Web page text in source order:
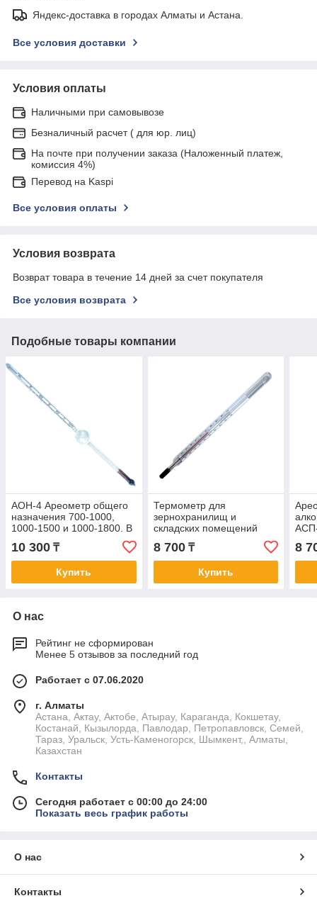
Яндекс-доставка в городах Алматы и Астана.
Все условия доставки
Условия оплаты
Наличными при самовывозе
Безналичный расчет ( для юр. лиц)
На почте при получении заказа (Наложенный платеж,
комиссия 4%)
Перевод на Kaspi
Все условия оплаты
Условия возврата
Возврат товара в течение 14 дней за счет покупателя
Все условия возврата
Подобные товары компании
АОН-4 Ареометр общего
назначения 700-1000,
1000-1500 и 1000-1800. В
10 300 ₸
Купить
Термометр для
зернохранилищ и
складских помещений
ТС-7-М1 исп.2. В реестре
СИ РК
8 700₸
Купить
СИ
8
О нас
Рейтинг не сформирован
Менее 5 отзывов за последний год
Работает с 07.06.2020
г. Алматы
Астана, Актау, Актобе, Атырау, Караганда, Кокшетау,
Костанай, Кызылорда, Павлодар, Петропавловск, Семей,
Тараз, Уральск, Усть-Каменогорск, Шымкент,, Алматы,
Казахстан
Контакты
Сегодня работает с 00:00 до 24:00
Показать весь график работы
О нас
Контакты